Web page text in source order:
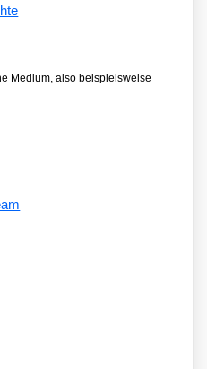
Medium, also beispielsweise